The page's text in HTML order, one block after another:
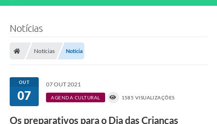
Notícias
Notícias Notícia
OUT
07
07 OUT 2021
AGENDA CULTURAL 1585 VISUALIZAÇÕES
Os preparativos para o Dia das Crianças